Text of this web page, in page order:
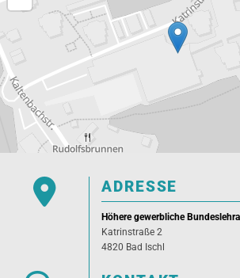
 ADRESSE
Höhere gewerbliche
Katrinstraße 2
4820 Bad Ischl